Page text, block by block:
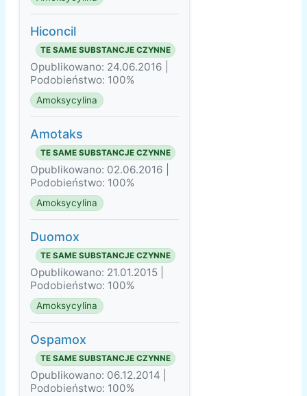
Hiconcil
TE SAME SUBSTANCJE CZYNNE
Opublikowano: 24.06.2016 |
Podobieństwo: 100%
Amoksycylina
Amotaks
TE SAME SUBSTANCJE CZYNNE
Opublikowano: 02.06.2016 |
Podobieństwo: 100%
Amoksycylina
Duomox
TE SAME SUBSTANCJE CZYNNE
Opublikowano: 21.01.2015 |
Podobieństwo: 100%
Amoksycylina
Ospamox
TE SAME SUBSTANCJE CZYNNE
Opublikowano: 06.12.2014 |
Podobieństwo: 100%